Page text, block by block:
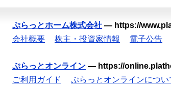
ぷらっとホーム株式会社 — https://
会社概要
株主・投資家情報 電子公告
ぷらっとオンライン — https://
ご利用ガイド
ぷらっとオンラインについ